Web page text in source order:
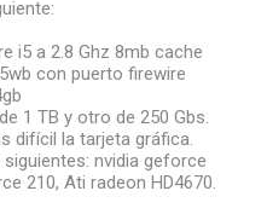
i5 a 2.8 Ghz 8mb cache
con puerto firewire
1 TB y otro de 250 Gbs.
difícil la tarjeta gráfica.
nvidia geforce
210, Ati radeon HD4670.